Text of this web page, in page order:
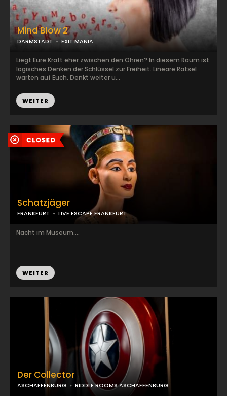
Mind Blow 2
DARMSTADT EXIT MANIA
Liegt Eure Kraft eher zwischen den Ohren? In diesem Raum ist
logisches Denken der Schlüssel zur Freiheit. Lineare Rätsel
warten auf Euch. Denkt weiter u...
WEITER
Schatzjäger
FRANKFURT LIVE ESCAPE FRANKFURT
Nacht im Museum....
WEITER
Der Collector
ASCHAFFENBURG RIDDLE ROOMS ASCHAFFENBURG